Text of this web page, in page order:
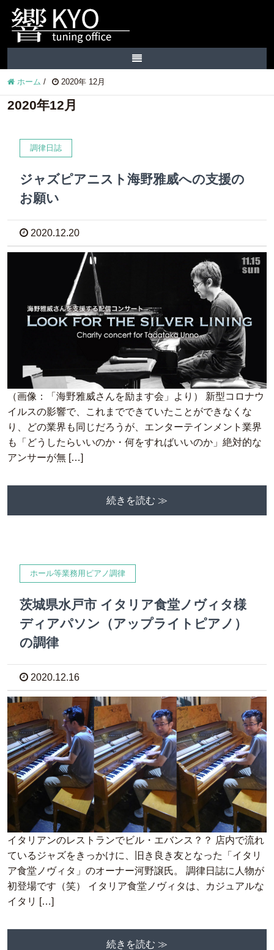
ホーム / 2020年 12月
2020年12月
調律日誌
ジャズピアニスト海野雅威への支援の
お願い
2020.12.20
（画像：「海野雅威さんを励ます会」より） 新型コロナウ
イルスの影響で、これまでできていたことができなくな
り、どの業界も同じだろうが、エンターテインメント業界
も「どうしたらいいのか・何をすればいいのか」絶対的な
アンサーが無 […]
続きを読む ≫
ホール等業務用ピアノ調律
茨城県水戸市 イタリア食堂ノヴィタ様
ディアパソン（アップライトピアノ）
の調律
2020.12.16
イタリアンのレストランでビル・エバンス？？ 店内で流れ
ているジャズをきっかけに、旧き良き友となった「イタリ
ア食堂ノヴィタ」のオーナー河野譲氏。 調律日誌に人物が
初登場です（笑） イタリア食堂ノヴィタは、カジュアルな
イタリ […]
続きを読む ≫